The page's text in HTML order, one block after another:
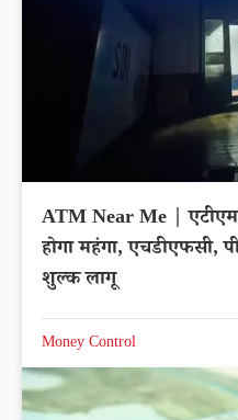
ATM Near Me |
होगा महंगा,
शुल्क लागू
Money Control